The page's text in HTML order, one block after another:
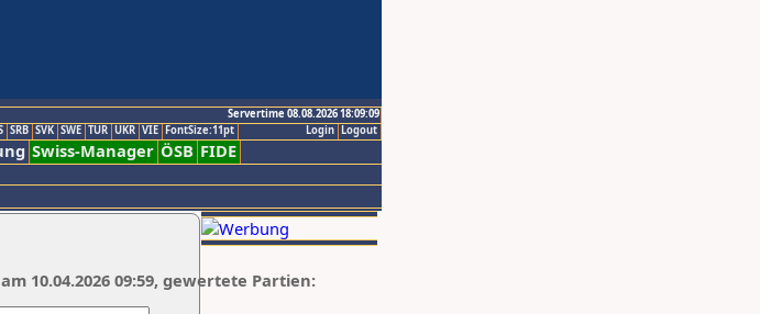
Servertime 08.08.2026 18:09:09
Logout
Login
SRB SVK SWE TUR UKR VIE FontSize:11pt
Swiss-Manager ÖSB FIDE
10.04.2026 09:59, gewertete Partien: